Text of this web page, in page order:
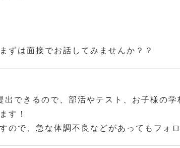
ずは面接でお話してみませんか？？
できるので、部活やテスト、お子様の学
す！
ので、急な体調不良などがあってもフォ